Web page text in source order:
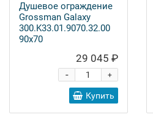
Душевое ограждение
Grossman Galaxy
300.K33.01.9070.32.00
90x70
29 045 ₽
+
-
Купить